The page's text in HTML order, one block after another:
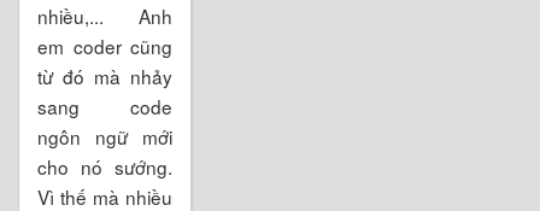
nhiều,... Anh
em coder cũng
từ đó mà nhảy
sang code
ngôn ngữ mới
cho nó sướng.
Vì thế mà nhiều